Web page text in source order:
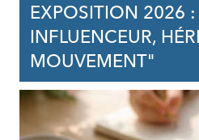
EXPOSITION 2026
INFLUENCEUR,
MOUVEMENT"